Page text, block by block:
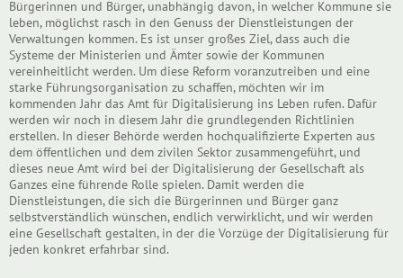
Bürgerinnen und Bürger, unabhängig davon, in welcher Kommune sie
leben, möglichst rasch in den Genuss der Dienstleistungen der
Verwaltungen kommen. Es ist unser großes Ziel, dass auch die
Systeme der Ministerien und Ämter sowie der Kommunen
vereinheitlicht werden. Um diese Reform voranzutreiben und eine
starke Führungsorganisation zu schaffen, möchten wir im
kommenden Jahr das Amt für Digitalisierung ins Leben rufen. Dafür
werden wir noch in diesem Jahr die grundlegenden Richtlinien
erstellen. In dieser Behörde werden hochqualifizierte Experten aus
dem öffentlichen und dem zivilen Sektor zusammengeführt, und
dieses neue Amt wird bei der Digitalisierung der Gesellschaft als
Ganzes eine führende Rolle spielen. Damit werden die
Dienstleistungen, die sich die Bürgerinnen und Bürger ganz
selbstverständlich wünschen, endlich verwirklicht, und wir werden
eine Gesellschaft gestalten, in der die Vorzüge der Digitalisierung für
jeden konkret erfahrbar sind.